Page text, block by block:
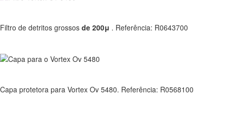
Filtro de detritos grossos de 200μ . Referência: R0643700
Capa protetora para Vortex Ov 5480. Referência: R0568100